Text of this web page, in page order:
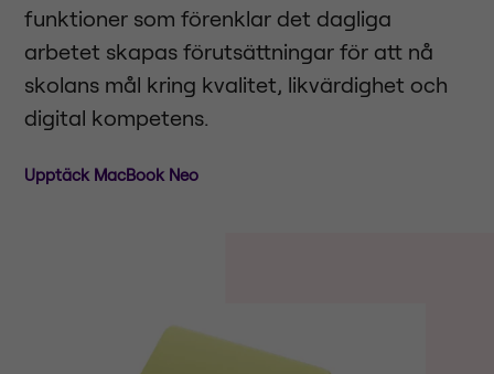
funktioner som förenklar det dagliga
arbetet skapas förutsättningar för att nå
skolans mål kring kvalitet, likvärdighet och
digital kompetens.
Upptäck MacBook Neo